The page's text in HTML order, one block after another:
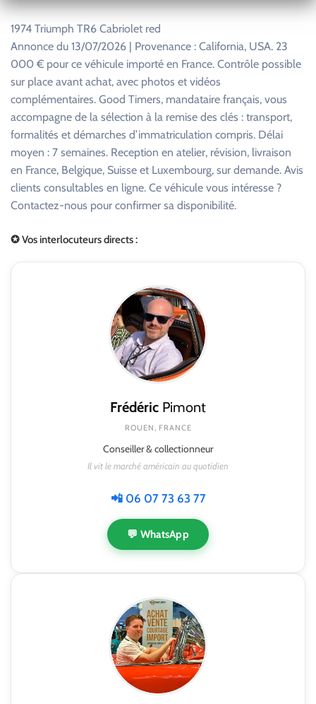
1974 Triumph TR6 Cabriolet red
Annonce du 13/07/2026 | Provenance : California, USA. 23
000 € pour ce véhicule importé en France. Contrôle possible
sur place avant achat, avec photos et vidéos
complémentaires. Good Timers, mandataire français, vous
accompagne de la sélection à la remise des clés : transport,
formalités et démarches d’immatriculation compris. Délai
moyen : 7 semaines. Reception en atelier, révision, livraison
en France, Belgique, Suisse et Luxembourg, sur demande. Avis
clients consultables en ligne. Ce véhicule vous intéresse ?
Contactez-nous pour confirmer sa disponibilité.
✪ Vos interlocuteurs directs :
Frédéric Pimont
ROUEN, FRANCE
Conseiller & collectionneur
Il vit le marché américain au quotidien
📲 06 07 73 63 77
💬 WhatsApp